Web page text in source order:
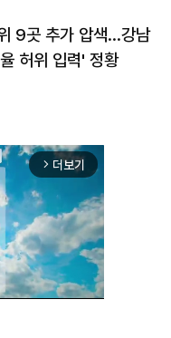
9곳 추가 압색…강남
허위 입력' 정황
arrow_forward_ios 더보기